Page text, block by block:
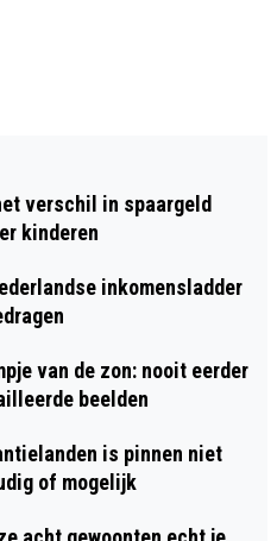
verschil in spaargeld
kinderen
inkomensladder
van de zon: nooit eerder
beelden
is pinnen niet
of mogelijk